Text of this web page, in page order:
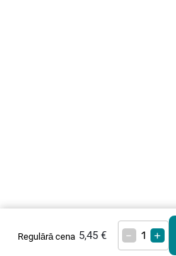
Regulārā cena 5,45 € – +